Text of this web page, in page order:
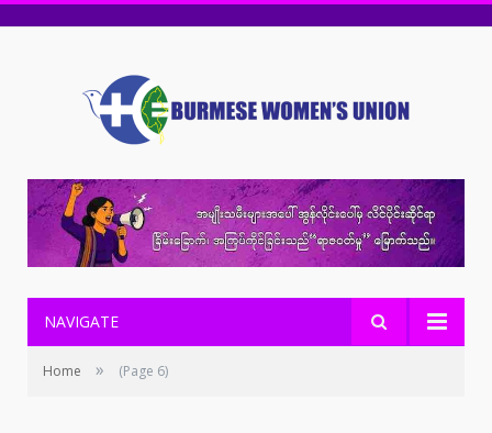
NAVIGATE
Home » (Page 6)